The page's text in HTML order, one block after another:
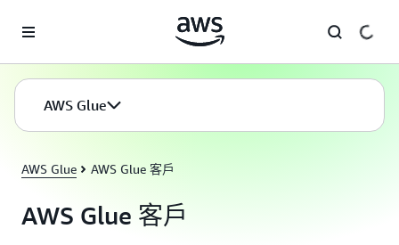
AWS Glue
AWS Glue AWS Glue 客戶
AWS Glue 客戶